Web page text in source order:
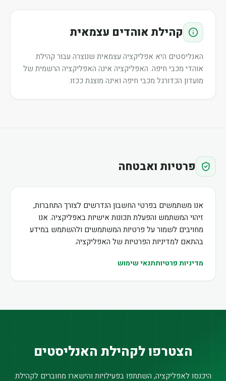
קהילת אוהדים עצמאית
האנליסטים היא אפליקציה עצמאית שנוצרה עבור קהילת
אוהדי מכבי חיפה. האפליקציה אינה האפליקציה הרשמית של
מועדון הכדורגל מכבי חיפה ואינה מוצגת ככזו.
פרטיות ואבטחה
אנו משתמשים בפרטי החשבון הנדרשים לצורך התחברות,
זיהוי המשתמש והפעלת תכונות אישיות באפליקציה. אנו
מחויבים לשמור על פרטיות המשתמשים ולהשתמש במידע
בהתאם למדיניות הפרטיות של האפליקציה.
מדיניות פרטיותתנאי שימוש
הצטרפו לקהילת האנליסטים
היכנסו לאפליקציה, השתתפו בפעילויות והישארו מחוברים לקהילת